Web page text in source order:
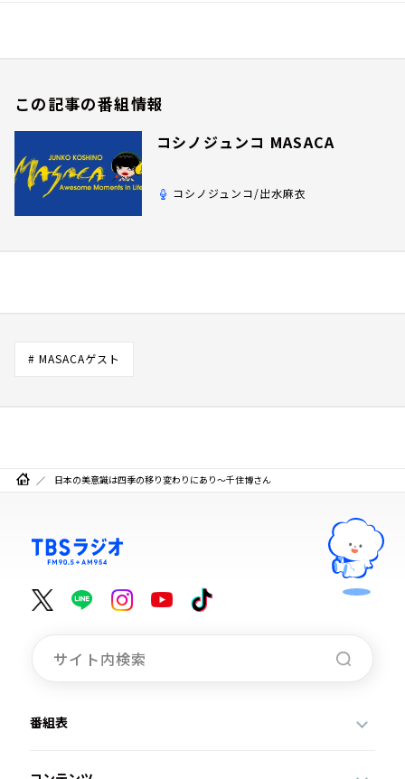
この記事の番組情報
コシノジュンコ MASACA
コシノジュンコ/出水麻衣
# MASACAゲスト
日本の美意識は四季の移り変わりにあり～千住博さん
番組表